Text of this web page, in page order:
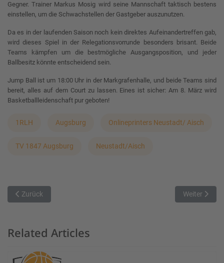
Gegner. Trainer Markus Mosig wird seine Mannschaft taktisch bestens
einstellen, um die Schwachstellen der Gastgeber auszunutzen.
Da es in der laufenden Saison noch kein direktes Aufeinandertreffen gab,
wird dieses Spiel in der Relegationsvorrunde besonders brisant. Beide
Teams kämpfen um die bestmögliche Ausgangsposition, und jeder
Ballbesitz könnte entscheidend sein.
Jump Ball ist um 18:00 Uhr in der Markgrafenhalle, und beide Teams sind
bereit, alles auf dem Court zu lassen. Eines ist sicher: Am 8. März wird
Basketballleidenschaft pur geboten!
1RLH Augsburg Onlineprinters Neustadt/ Aisch
TV 1847 Augsburg Neustadt/Aisch
Vorheriger Beitrag: Veits siegt mit dem Rücken zur Wand
Zurück Nächster
Weiter
Related Articles